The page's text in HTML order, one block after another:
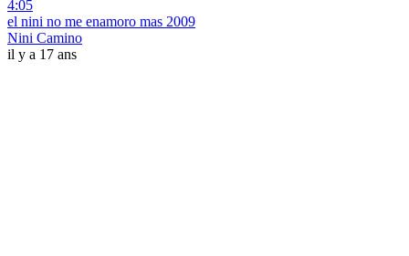
4:05
el nini no me enamoro mas 2009
Nini Camino
il y a 17 ans